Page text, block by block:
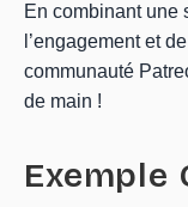
En combinant une
l’engagement et
communauté
de main !
Exemple